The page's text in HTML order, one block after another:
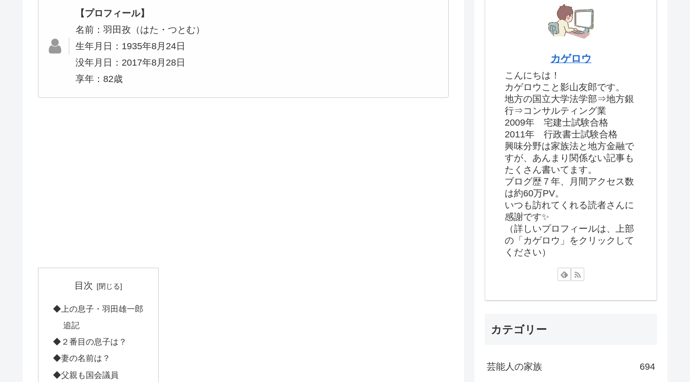
【プロフィール】
名前：羽田孜（はた・つとむ）
生年月日： 1935年8月24日
没年月日：2017年8月28日
享年：82歳
目次
◆上の息子・羽田雄一郎
追記
◆２番目の息子は？
◆妻の名前は？
◆父親も国会議員
カゲロウ
こんにちは！
カゲロウこと影山友郎です。
地方の国立大学法学部⇒地方銀
行⇒コンサルティング業
2009年 宅建士試験合格
2011年 行政書士試験合格
興味分野は家族法と地方金融で
すが、あんまり関係ない記事も
たくさん書いてます。
ブログ歴７年、月間アクセス数
は約60万PV。
いつも訪れてくれる読者さんに
感謝です✨
（詳しいプロフィールは、上部
の「カゲロウ」をクリックして
ください）
カテゴリー
芸能人の家族 694